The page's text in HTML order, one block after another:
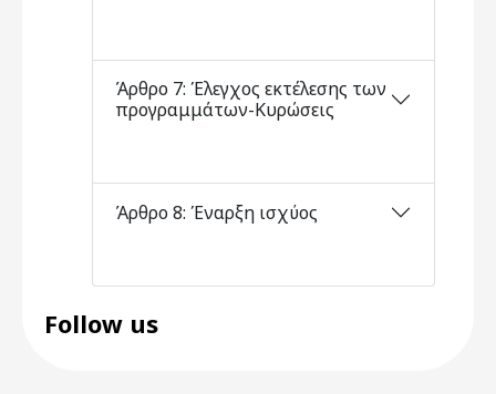
Άρθρο 7: Έλεγχος εκτέλεσης των
προγραμμάτων-Κυρώσεις
Άρθρο 8: Έναρξη ισχύος
Follow us